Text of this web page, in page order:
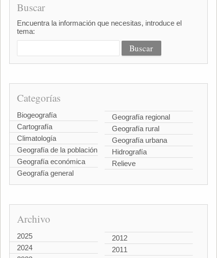
Buscar
Encuentra la información que necesitas, introduce el
tema:
Categorías
Biogeografía
Cartografía
Climatología
Geografía de la población
Geografía económica
Geografía general
Geografía regional
Geografía rural
Geografía urbana
Hidrografía
Relieve
Archivo
2025
2024
2012
2011